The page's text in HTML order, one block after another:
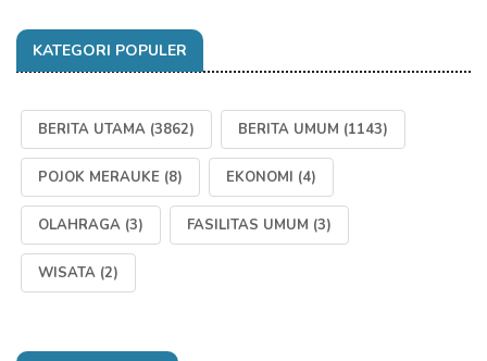
KATEGORI POPULER
BERITA UTAMA (3862) BERITA UMUM (1143)
POJOK MERAUKE (8) EKONOMI (4)
OLAHRAGA (3) FASILITAS UMUM (3)
WISATA (2)